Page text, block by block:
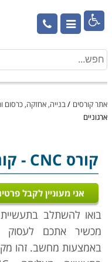

אתר קורסים /בנייה, אחזקה, כרסום
ארגוניים
קורס CNC -
אני מעוניין לקבל
מכשיר אתכם לעסוק
באמצעות מחשב. זהו